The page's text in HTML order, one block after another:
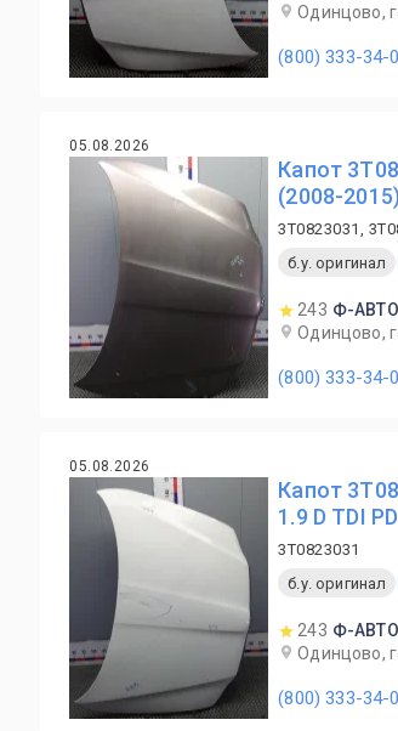
Одинцово,
(800) 333-34-
05.08.2026
Капот
(2008-
3T0823031,
б.у. оригинал
243 Ф-АВТО
Одинцово,
(800) 333-34-
05.08.2026
Капот
1.9 D TDI PD
3T0823031
б.у. оригинал
243 Ф-АВТО
Одинцово,
(800) 333-34-